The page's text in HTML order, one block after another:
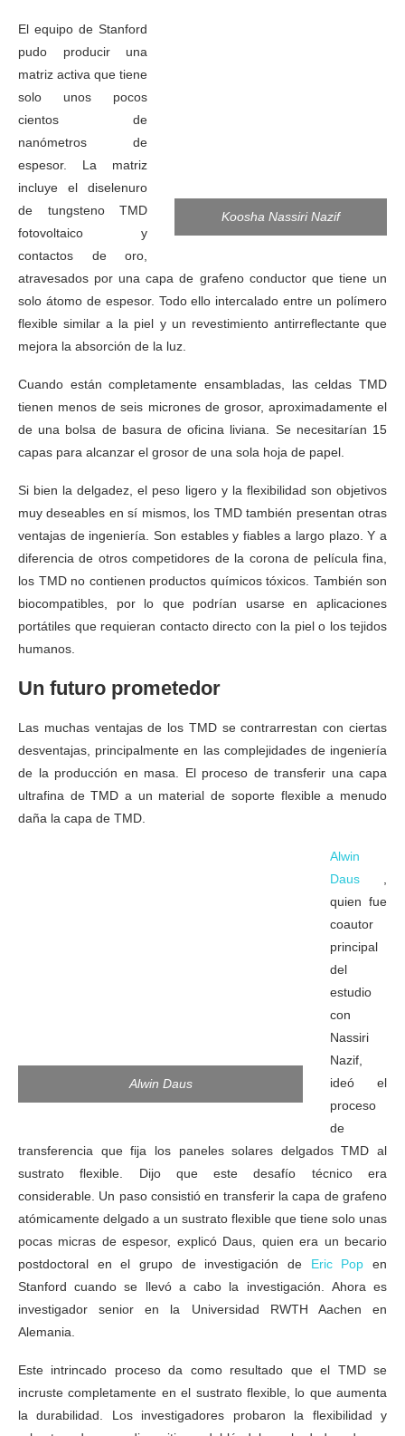
Koosha Nassiri Nazif
El equipo de Stanford
pudo producir una
matriz activa que tiene
solo unos pocos
cientos de
nanómetros de
espesor. La matriz
incluye el diselenuro
de tungsteno TMD
fotovoltaico y
contactos de oro,
atravesados ​​por una capa de grafeno conductor que tiene un
solo átomo de espesor. Todo ello intercalado entre un polímero
flexible similar a la piel y un revestimiento antirreflectante que
mejora la absorción de la luz.
Cuando están completamente ensambladas, las celdas TMD
tienen menos de seis micrones de grosor, aproximadamente el
de una bolsa de basura de oficina liviana. Se necesitarían 15
capas para alcanzar el grosor de una sola hoja de papel.
Si bien la delgadez, el peso ligero y la flexibilidad son objetivos
muy deseables en sí mismos, los TMD también presentan otras
ventajas de ingeniería. Son estables y fiables a largo plazo. Y a
diferencia de otros competidores de la corona de película fina,
los TMD no contienen productos químicos tóxicos. También son
biocompatibles, por lo que podrían usarse en aplicaciones
portátiles que requieran contacto directo con la piel o los tejidos
humanos.
Un futuro prometedor
Las muchas ventajas de los TMD se contrarrestan con ciertas
desventajas, principalmente en las complejidades de ingeniería
de la producción en masa. El proceso de transferir una capa
ultrafina de TMD a un material de soporte flexible a menudo
daña la capa de TMD.
Alwin Daus
Alwin
Daus
quien fue
coautor
principal
del
estudio
con
Nassiri
Nazif,
ideó el
proceso
de
transferencia que fija los paneles solares delgados TMD al
sustrato flexible. Dijo que este desafío técnico era
considerable. Un paso consistió en transferir la capa de grafeno
atómicamente delgado a un sustrato flexible que tiene solo unas
pocas micras de espesor, explicó Daus, quien era un becario
postdoctoral en el grupo de investigación de Eric Pop en
Stanford cuando se llevó a cabo la investigación. Ahora es
investigador senior en la Universidad RWTH Aachen en
Alemania.
Este intrincado proceso da como resultado que el TMD se
incruste completamente en el sustrato flexible, lo que aumenta
la durabilidad. Los investigadores probaron la flexibilidad y